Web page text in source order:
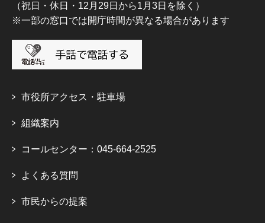
（祝日・休日・12月29日から1月3日を除く）
※一部の窓口では開庁時間が異なる場合があります
市役所アクセス・駐車場
組織案内
コールセンター：045-664-2525
よくある質問
市民からの提案